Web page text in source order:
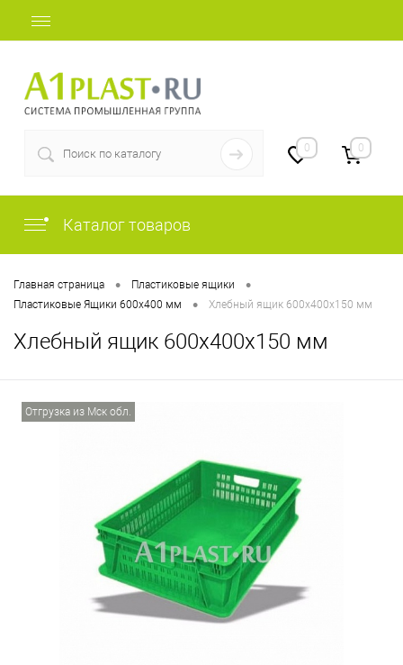
0 0
Каталог товаров
Главная страница • Пластиковые ящики •
Пластиковые Ящики 600х400 мм • Хлебный ящик 600х400х150 мм
Хлебный ящик 600х400х150 мм
Отгрузка из Мск обл.